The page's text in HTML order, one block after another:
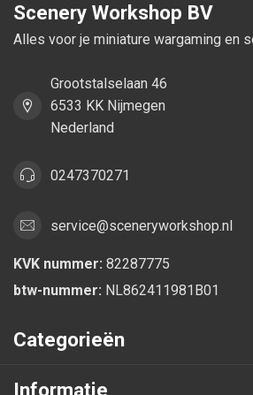
Scenery Workshop BV
Alles voor je miniature wargaming en
Grootstalselaan 46
6533 KK Nijmegen
Nederland
0247370271
service@sceneryworkshop.nl
KVK nummer: 82287775
btw-nummer: NL862411981B01
Categorieën
Informatie